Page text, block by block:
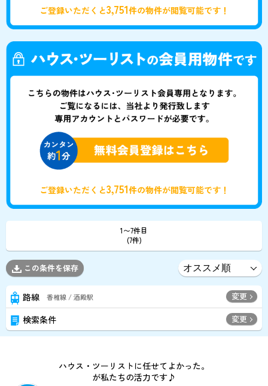
ご登録いただくと3,751件の物件が閲覧可能です！
ご登録いただくと3,751件の物件が閲覧可能です！
1〜7件目
(7件)
この条件を保存
路線 香椎線 / 酒殿駅 変更
検索条件 変更
ハウス・ツーリストに任せてよかった。
が私たちの活力です♪